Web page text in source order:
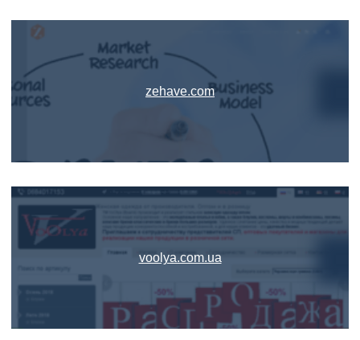
zehave.com
voolya.com.ua